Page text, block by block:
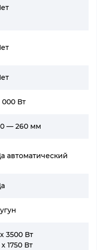
000 Вт
— 260 мм
автоматический
x 3500 Вт
x 1750 Вт